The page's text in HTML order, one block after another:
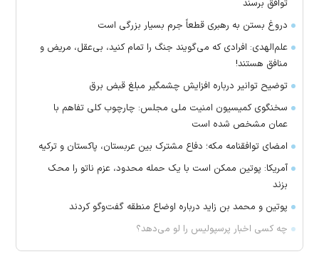
توافق برسند
دروغ بستن به رهبری قطعاً جرم بسیار بزرگی است
علم‌الهدی: افرادی که می‌گویند جنگ را تمام کنید، بی‌عقل، مریض و
منافق هستند!
توضیح توانیر درباره افزایش چشمگیر مبلغ قبض برق
سخنگوی کمیسیون امنیت ملی مجلس: چارچوب کلی تفاهم با
عمان مشخص شده است
امضای توافقنامه مکه؛ دفاع مشترک بین عربستان، پاکستان و ترکیه
آمریکا: پوتین ممکن است با یک حمله محدود، عزم ناتو را محک
بزند
پوتین و محمد بن زاید درباره اوضاع منطقه گفت‌وگو کردند
چه کسی اخبار پرسپولیس را لو می‌دهد؟